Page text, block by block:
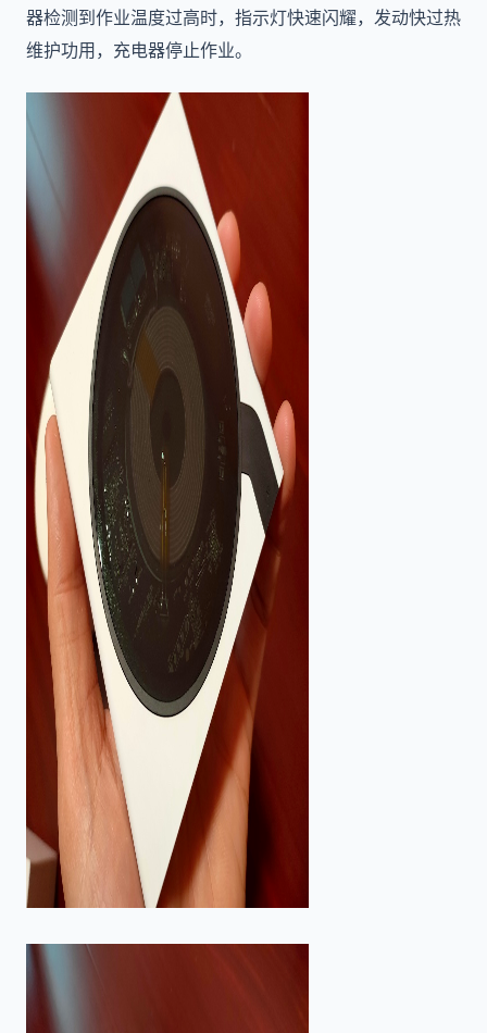
器检测到作业温度过高时，指示灯快速闪耀，发动快过热
维护功用，充电器停止作业。